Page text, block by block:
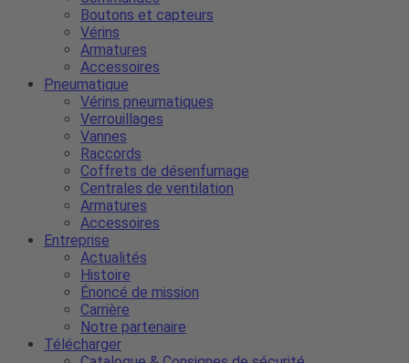
Boutons et capteurs
Vérins
Armatures
Accessoires
Pneumatique
Vérins pneumatiques
Verrouillages
Vannes
Raccords
Coffrets de désenfumage
Centrales de ventilation
Armatures
Accessoires
Entreprise
Actualités
Histoire
Énoncé de mission
Carrière
Notre partenaire
Télécharger